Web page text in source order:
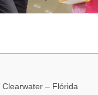
– Flórida